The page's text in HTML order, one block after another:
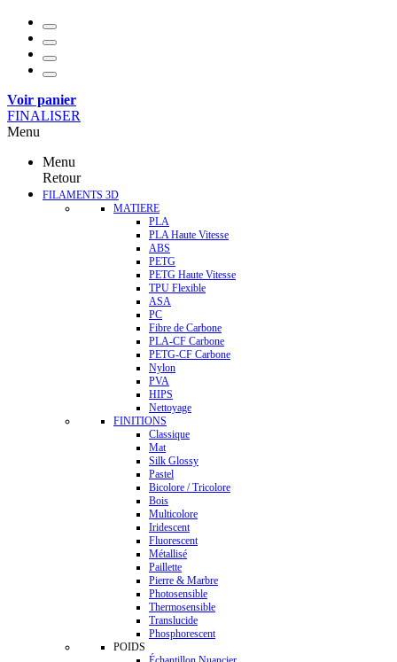
Voir panier
FINALISER
Menu
Menu
Retour
FILAMENTS 3D
MATIERE
PLA
PLA Haute Vitesse
ABS
PETG
PETG Haute Vitesse
TPU Flexible
ASA
PC
Fibre de Carbone
PLA-CF Carbone
PETG-CF Carbone
Nylon
PVA
HIPS
Nettoyage
FINITIONS
Classique
Mat
Silk Glossy
Pastel
Bicolore / Tricolore
Bois
Multicolore
Iridescent
Fluorescent
Métallisé
Paillette
Pierre & Marbre
Photosensible
Thermosensible
Translucide
Phosphorescent
POIDS